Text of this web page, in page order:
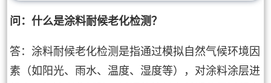
问：什么是涂料耐候老化检测？
答：涂料耐候老化检测是指通过模拟自然气候环境因
素（如阳光、雨水、温度、湿度等），对涂料涂层进